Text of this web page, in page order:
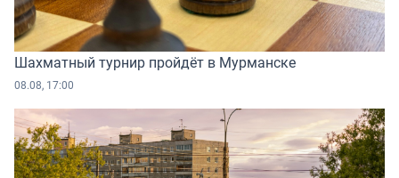
Шахматный турнир пройдёт в Мурманске
08.08, 17:00